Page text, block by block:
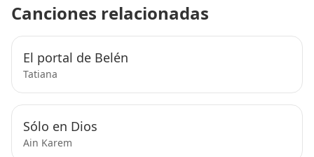
Canciones relacionadas
El portal de Belén
Tatiana
Sólo en Dios
Ain Karem